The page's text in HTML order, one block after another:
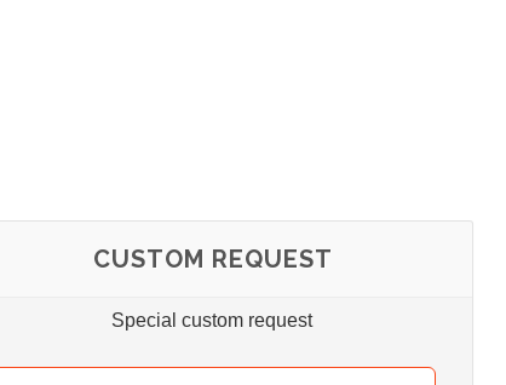
CUSTOM REQUEST
Special custom request